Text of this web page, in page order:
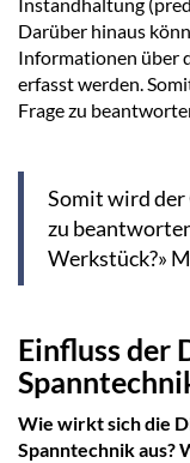
Darüber hinaus
Informationen über
erfasst werden.
Frage zu
Somit wird der
zu
Werkstück?»
Einfluss der
Wie wirkt sich die
Spanntechnik aus?